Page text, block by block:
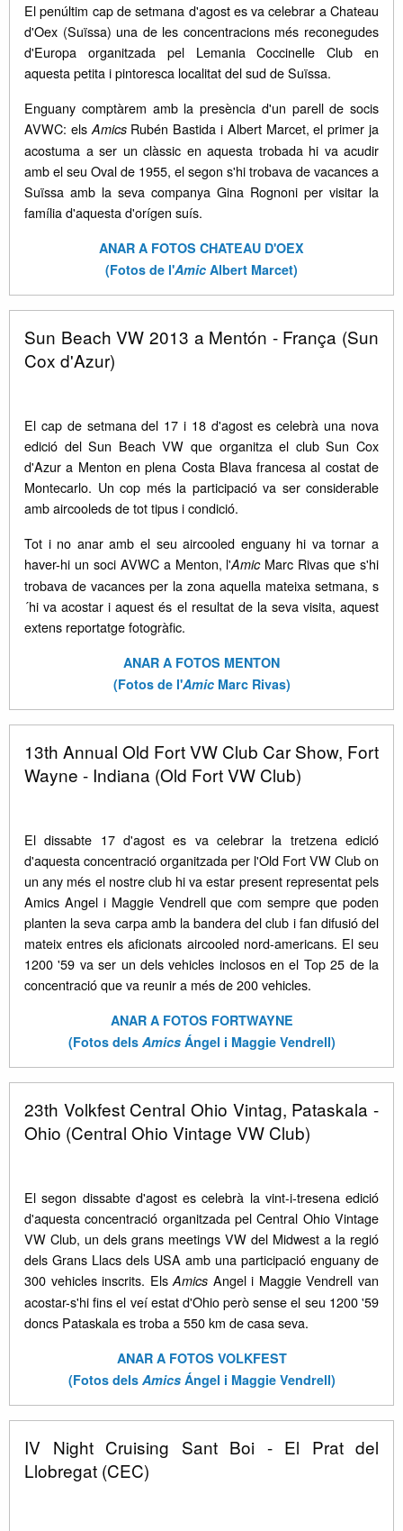
El penúltim cap de setmana d'agost es va celebrar a Chateau
d'Oex (Suïssa) una de les concentracions més reconegudes
d'Europa organitzada pel Lemania Coccinelle Club en
aquesta petita i pintoresca localitat del sud de Suïssa.
Enguany comptàrem amb la presència d'un parell de socis
AVWC: elsAmicsRubén Bastida i Albert Marcet, el primer ja
acostuma a ser un clàssic en aquesta trobada hi va acudir
amb el seu Oval de 1955, el segon s'hi trobava de vacances a
Suïssa amb la seva companya Gina Rognoni per visitar la
família d'aquesta d'orígen suís.
ANAR A FOTOS CHATEAU D'OEX
(Fotos de l'Amic Albert Marcet)
Sun Beach VW 2013 a Mentón - França (Sun
Cox d'Azur)
El cap de setmana del 17 i 18 d'agost es celebrà una nova
edició del Sun Beach VW que organitza el club Sun Cox
d'Azur a Menton en plena Costa Blava francesa al costat de
Montecarlo. Un cop més la participació va ser considerable
amb aircooleds de tot tipus i condició.
Tot i no anar amb el seu aircooled enguany hi va tornar a
haver-hi un soci AVWC a Menton, l'AmicMarc Rivas que s'hi
trobava de vacances per la zona aquella mateixa setmana, s
´hi va acostar i aquest és el resultat de la seva visita, aquest
extens reportatge fotogràfic.
ANAR A FOTOS MENTON
(Fotos de l'AmicMarc Rivas)
13th Annual Old Fort VW Club Car Show, Fort
Wayne - Indiana (Old Fort VW Club)
El dissabte 17 d'agost es va celebrar la tretzena edició
d'aquesta concentració organitzada per l'Old Fort VW Club on
un any més el nostre club hi va estar present representat pels
Amics Angel i Maggie Vendrell que com sempre que poden
planten la seva carpa amb la bandera del club i fan difusió del
mateix entres els aficionats aircooled nord-americans. El seu
1200 '59 va ser un dels vehicles inclosos en el Top 25 de la
concentració que va reunir a més de 200 vehicles.
ANAR A FOTOS FORTWAYNE
(Fotos dels AmicsÁngel i Maggie Vendrell)
23th Volkfest Central Ohio Vintag, Pataskala -
Ohio (Central Ohio Vintage VW Club)
El segon dissabte d'agost es celebrà la vint-i-tresena edició
d'aquesta concentració organitzada pel Central Ohio Vintage
VW Club, un dels grans meetings VW del Midwest a la regió
dels Grans Llacs dels USA amb una participació enguany de
300 vehicles inscrits. ElsAmics Angel i Maggie Vendrell van
acostar-s'hi fins el veí estat d'Ohio però sense el seu 1200 '59
doncs Pataskala es troba a 550 km de casa seva.
ANAR A FOTOS VOLKFEST
(Fotos dels AmicsÁngel i Maggie Vendrell)
IV Night Cruising Sant Boi - El Prat del
Llobregat (CEC)